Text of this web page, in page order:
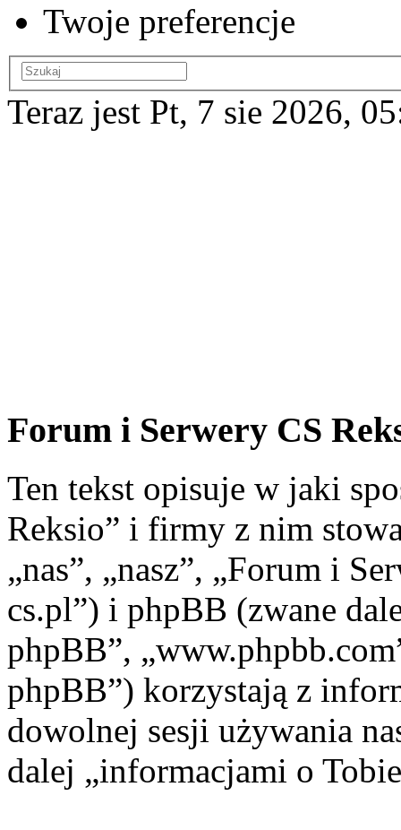
Twoje preferencje
Teraz jest Pt, 7 sie 2026,
Forum i Serwery CS
Ten tekst opisuje w jaki
Reksio” i firmy z nim
„nas”, „nasz”, „Forum i
cs.pl”) i phpBB (zwane
phpBB”,
phpBB”) korzystają z
dowolnej sesji używania
dalej „informacjami o